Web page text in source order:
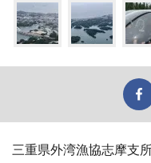
三重県外湾漁協志摩支